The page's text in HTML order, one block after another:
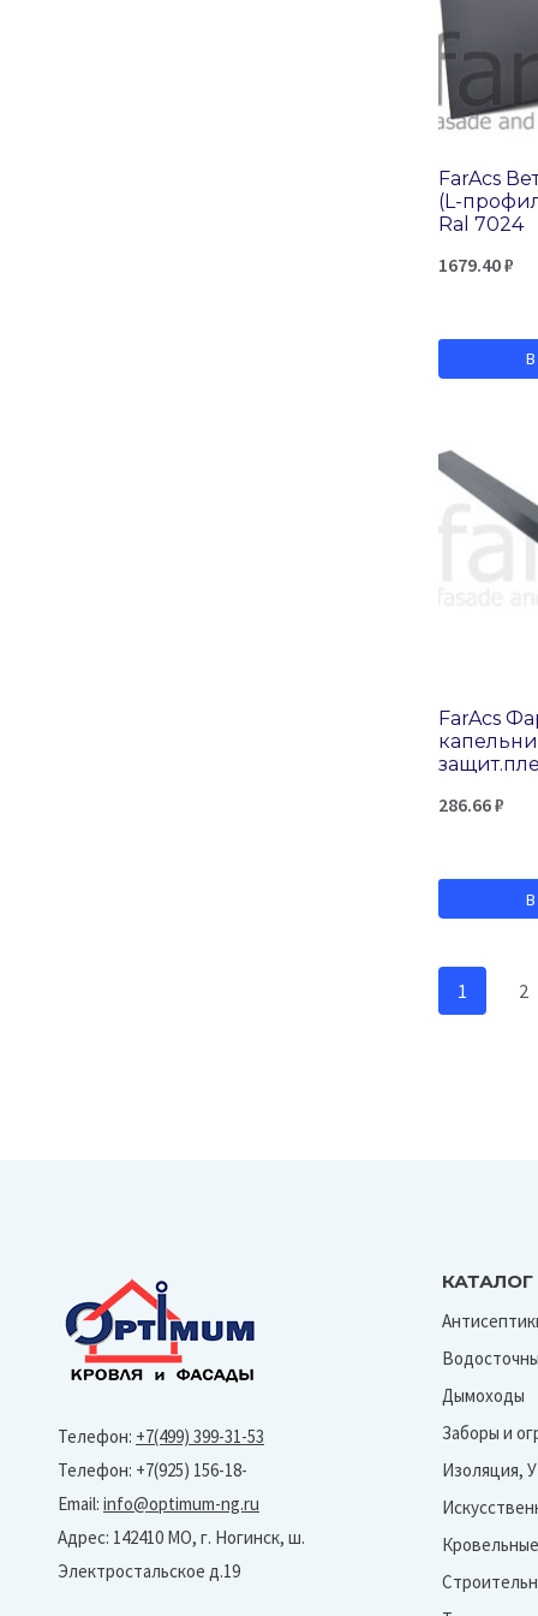
FarAcs
(L-
Ral 7024
1679.40₽
FarAcs
286.66₽
1 2
Телефон: +7(499) 399-31-53
Телефон: +7(925) 156-18-
Email: info@optimum-ng.ru
Адрес: 142410 МО, г. Ногинск, ш.
Электростальское д.19
КАТАЛОГ
Дымоходы
Заборы и
Изоляция,